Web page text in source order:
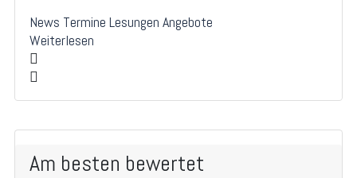
News Termine Lesungen Angebote
Weiterlesen
Am besten bewertet